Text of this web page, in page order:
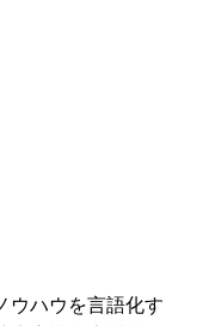
ウハウを言語化す